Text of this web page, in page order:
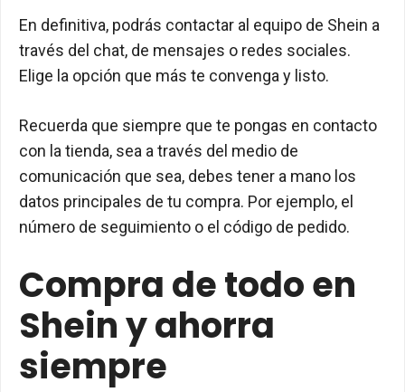
En definitiva, podrás contactar al equipo de Shein a
través del chat, de mensajes o redes sociales.
Elige la opción que más te convenga y listo.
Recuerda que siempre que te pongas en contacto
con la tienda, sea a través del medio de
comunicación que sea, debes tener a mano los
datos principales de tu compra. Por ejemplo, el
número de seguimiento o el código de pedido.
Compra de todo en
Shein y ahorra
siempre